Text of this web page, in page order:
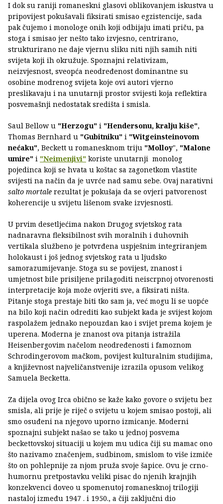
I dok su raniji romaneskni glasovi oblikovanjem iskustva u
pripovijest pokušavali fiksirati smisao egzistencije, sada
pak čujemo i monologe onih koji odbijaju imati priču, pa
stoga i smisao jer nešto tako izvjesno, centrirano,
strukturirano ne daje vjernu sliku niti njih samih niti
svijeta koji ih okružuje. Spoznajni relativizam,
neizvjesnost, sveopća neodređenost dominantne su
osobine modrenog svijeta koje ovi autori vjerno
preslikavaju i na unutarnji prostor svijesti koja reflektira
posvemašnji nedostatak središta i smisla.
Saul Bellow u "Herzogu" i "Hendersonu, kralju kiše",
Thomas Bernhard u "Gubitniku" i "Witgeinsteinovom
nećaku", Beckett u romanesknom triju "Molloy", "Malone
umire" i "Neimenjivi" koriste unutarnji monolog
pojedinca koji se hvata u koštac sa zagonetkom vlastite
svijesti na način da je uvrće nad samu sebe. Ovaj narativni
salto mortale rezultat je pokušaja da se ovjeri patvorenost
koherencije u svijetu lišenom svake izvjesnosti.
U prvim desetljećima nakon Drugog svjetskog rata
nadnaravna fleksibilnost svih moralnih i duhovnih
vertikala službeno je potvrđena uspješnim integriranjem
holokaust i još jednog svjetskog rata u ljudsko
samorazumijevanje. Stoga su se povijest, znanost i
umjetnost bile prisiljene prilagoditi neiscrpnoj otvorenosti
interpretacije koja može ovjeriti sve, a fiksirati ništa.
Pitanje stoga prestaje biti tko sam ja, već mogu li se uopće
na bilo koji način odrediti kao subjekt kada je svijest kojom
raspolažem jednako nepouzdan kao i svijet prema kojem je
uperena. Moderna je znanost ova pitanja istražila
Heisenbergovim načelom neodređenosti i famoznom
Schrodingerovom mačkom, povijest kulturalnim studijima,
a književnost najveličanstvenije izrazila opusom velikog
Samuela Becketta.
Za dijela ovog Irca obično se kaže kako govore o svijetu bez
smisla, ali prije je riječ o svijetu u kojem smisao postoji, ali
smo osuđeni na njegovo uporno izmicanje. Moderni
spoznajni subjekt našao se tako u jednoj posvema
beckettovskoj situaciji u kojem mu udica čiji su mamac ono
što nazivamo značenjem, sudbinom, smislom to više izmiče
što on pohlepnije za njom pruža svoje šapice. Ovu je crno-
humornu pretpostavku veliki pisac do njenih krajnjih
konzekvenci doveo u spomenutoj romanesknoj trilogiji
nastaloj između 1947 . i 1950., a čiji zaključni dio